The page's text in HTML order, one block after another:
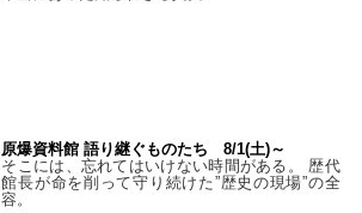
原爆資料館 語り継ぐものたち 8/1(土)～
そこには、忘れてはいけない時間がある。 歴代
館長が命を削って守り続けた”歴史の現場”の全
容。